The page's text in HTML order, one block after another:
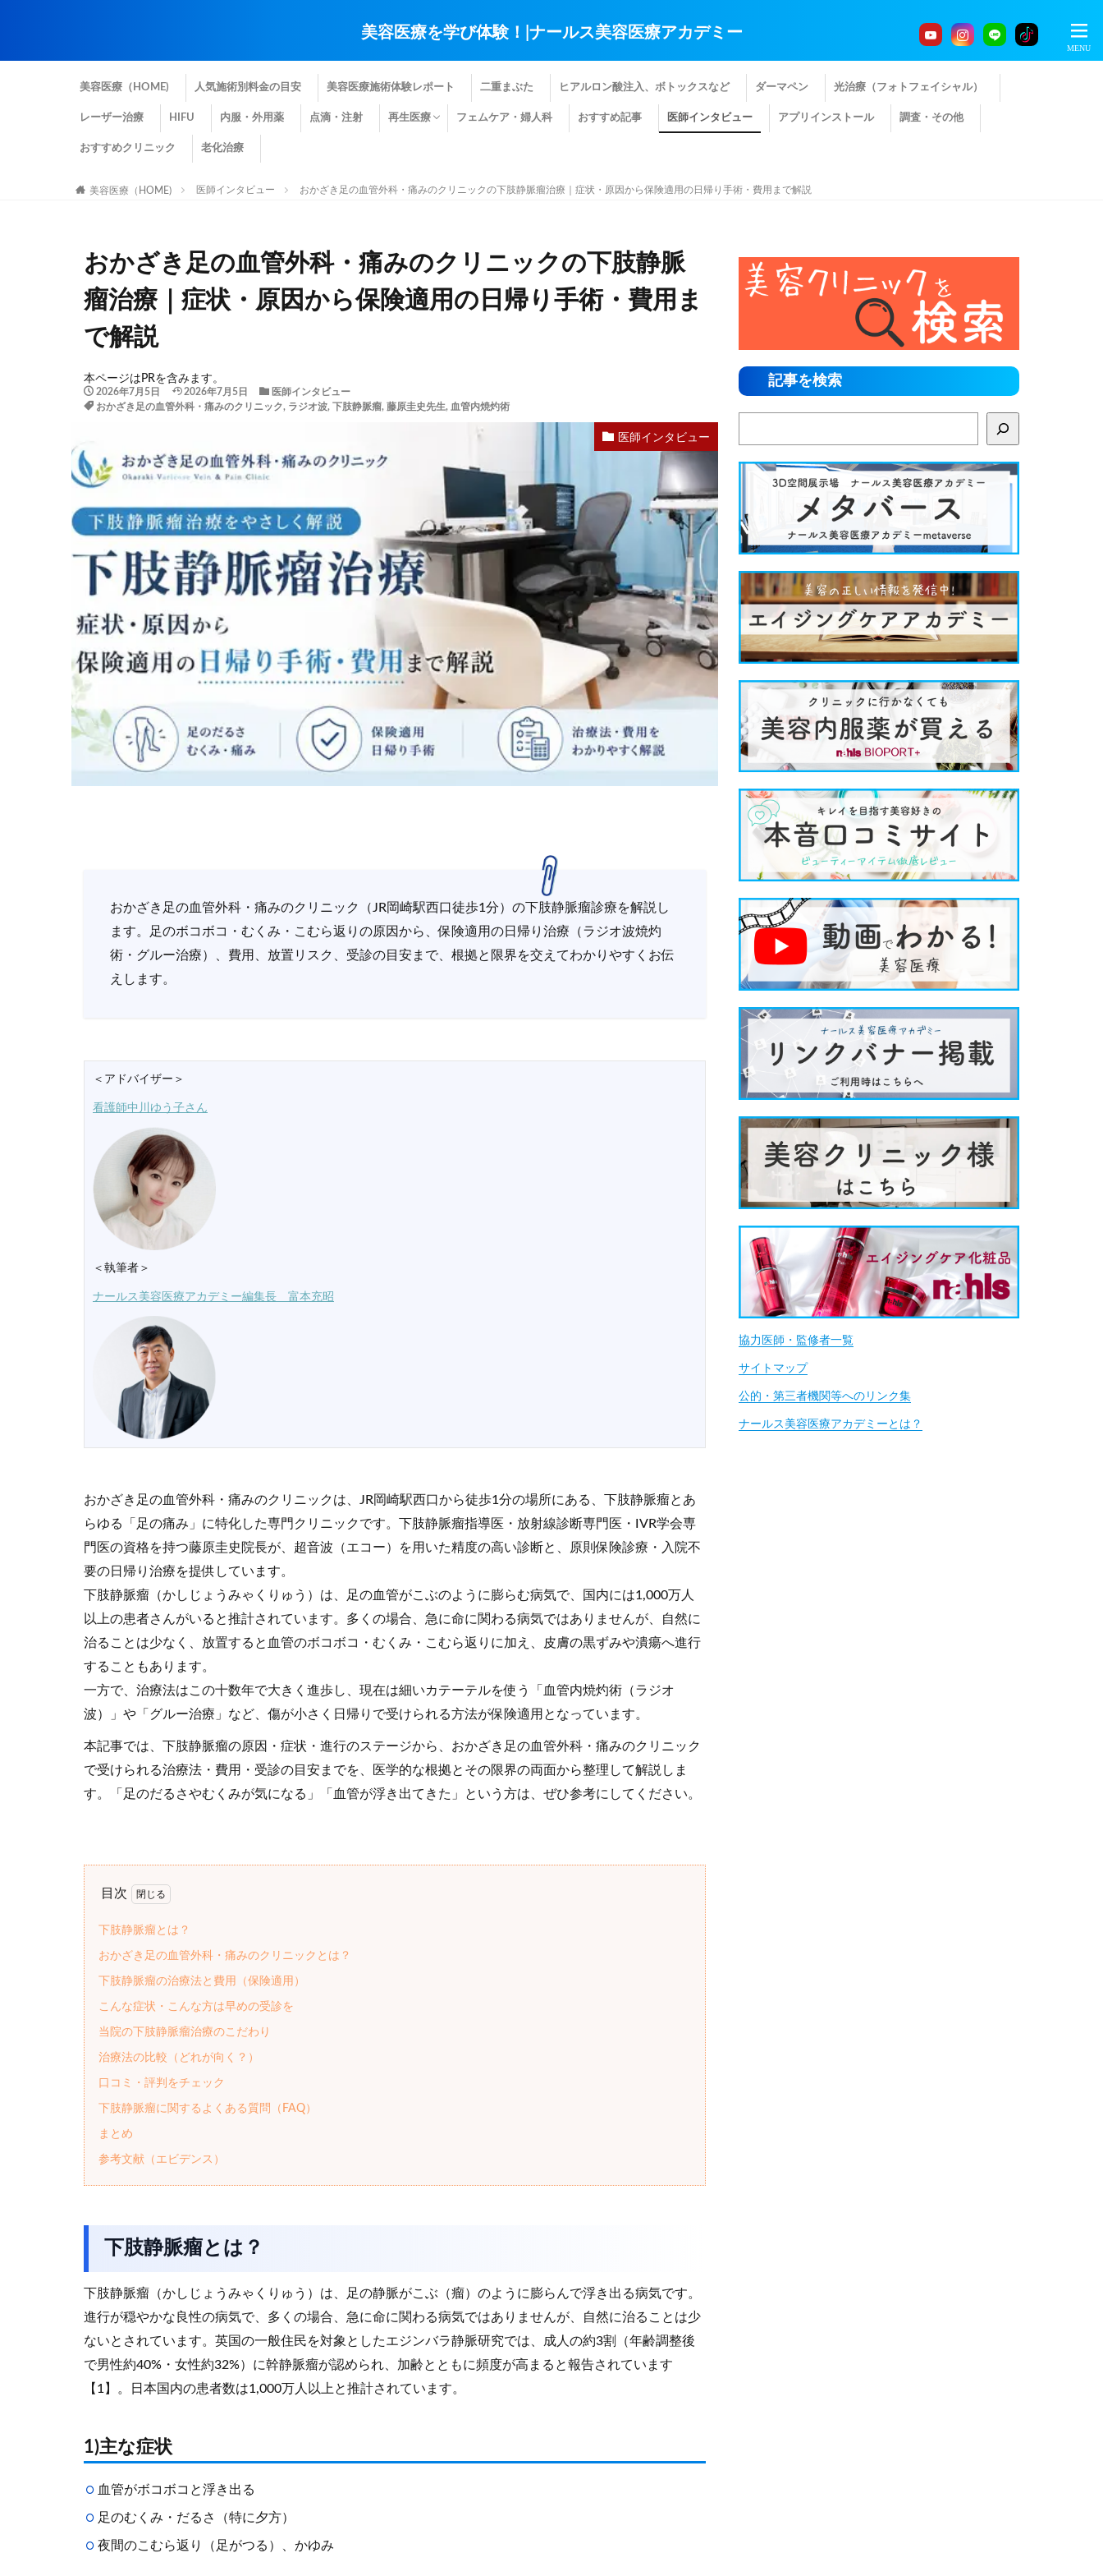
美容医療を学び体験！|ナールス美容医療アカデミー
美容医療（HOME) 人気施術別料金の目安 美容医療施術体験レポート 二重まぶた ヒアルロン酸注入、ボトックスなど ダーマペン 光治療（フォトフェイシャル）
レーザー治療 HIFU 内服・外用薬 点滴・注射 再生医療 フェムケア・婦人科 おすすめ記事 医師インタビュー アプリインストール 調査・その他
おすすめクリニック 老化治療
美容医療（HOME) 医師インタビュー おかざき足の血管外科・痛みのクリニックの下肢静脈瘤治療｜症状・原因から保険適用の日帰り手術・費用まで解説
おかざき足の血管外科・痛みのクリニックの下肢静脈
瘤治療｜症状・原因から保険適用の日帰り手術・費用ま
で解説
本ページはPRを含みます。
2026年7月5日 2026年7月5日
医師インタビュー
おかざき足の血管外科・痛みのクリニック, ラジオ波, 下肢静脈瘤, 藤原圭史先生, 血管内焼灼術
医師インタビュー
おかざき足の血管外科・痛みのクリニック（JR岡崎駅西口徒歩1分）の下肢静脈瘤診療を解説し
ます。足のボコボコ・むくみ・こむら返りの原因から、保険適用の日帰り治療（ラジオ波焼灼
術・グルー治療）、費用、放置リスク、受診の目安まで、根拠と限界を交えてわかりやすくお伝
えします。
＜アドバイザー＞
看護師中川ゆう子さん
＜執筆者＞
ナールス美容医療アカデミー編集長 富本充昭
おかざき足の血管外科・痛みのクリニックは、JR岡崎駅西口から徒歩1分の場所にある、下肢静脈瘤とあ
らゆる「足の痛み」に特化した専門クリニックです。下肢静脈瘤指導医・放射線診断専門医・IVR学会専
門医の資格を持つ藤原圭史院長が、超音波（エコー）を用いた精度の高い診断と、原則保険診療・入院不
要の日帰り治療を提供しています。
下肢静脈瘤（かしじょうみゃくりゅう）は、足の血管がこぶのように膨らむ病気で、国内には1,000万人
以上の患者さんがいると推計されています。多くの場合、急に命に関わる病気ではありませんが、自然に
治ることは少なく、放置すると血管のボコボコ・むくみ・こむら返りに加え、皮膚の黒ずみや潰瘍へ進行
することもあります。
一方で、治療法はこの十数年で大きく進歩し、現在は細いカテーテルを使う「血管内焼灼術（ラジオ
波）」や「グルー治療」など、傷が小さく日帰りで受けられる方法が保険適用となっています。
本記事では、下肢静脈瘤の原因・症状・進行のステージから、おかざき足の血管外科・痛みのクリニック
で受けられる治療法・費用・受診の目安までを、医学的な根拠とその限界の両面から整理して解説しま
す。「足のだるさやむくみが気になる」「血管が浮き出てきた」という方は、ぜひ参考にしてください。
目次
下肢静脈瘤とは？
おかざき足の血管外科・痛みのクリニックとは？
下肢静脈瘤の治療法と費用（保険適用）
こんな症状・こんな方は早めの受診を
当院の下肢静脈瘤治療のこだわり
治療法の比較（どれが向く？）
口コミ・評判をチェック
下肢静脈瘤に関するよくある質問（FAQ）
まとめ
参考文献（エビデンス）
下肢静脈瘤とは？
下肢静脈瘤（かしじょうみゃくりゅう）は、足の静脈がこぶ（瘤）のように膨らんで浮き出る病気です。
進行が穏やかな良性の病気で、多くの場合、急に命に関わる病気ではありませんが、自然に治ることは少
ないとされています。英国の一般住民を対象としたエジンバラ静脈研究では、成人の約3割（年齢調整後
で男性約40%・女性約32%）に幹静脈瘤が認められ、加齢とともに頻度が高まると報告されています
【1】。日本国内の患者数は1,000万人以上と推計されています。
1)主な症状
血管がボコボコと浮き出る
足のむくみ・だるさ（特に夕方）
夜間のこむら返り（足がつる）、かゆみ
記事を検索
協力医師・監修者一覧
サイトマップ
公的・第三者機関等へのリンク集
ナールス美容医療アカデミーとは？